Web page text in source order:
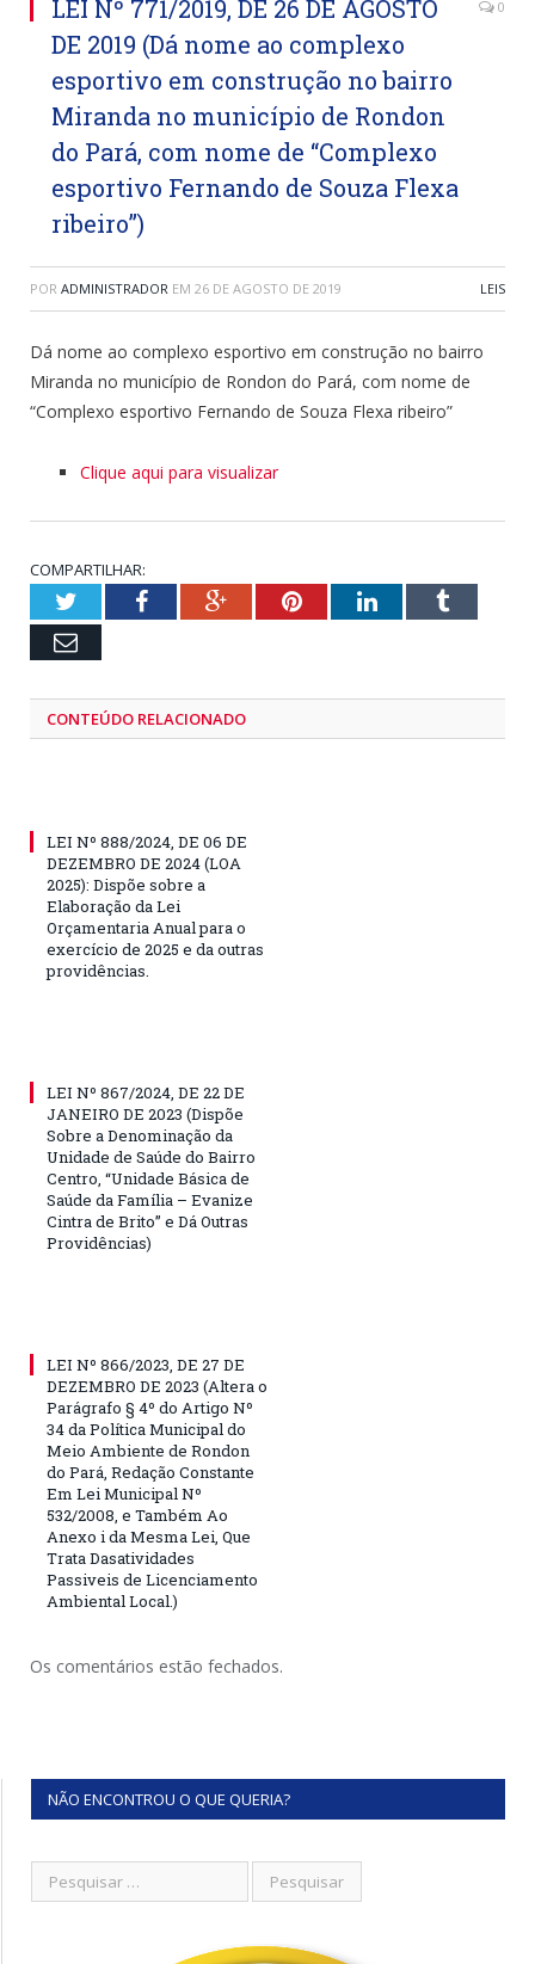
LEI Nº 771/2019, DE 26 DE AGOSTO
DE 2019 (Dá nome ao complexo
esportivo em construção no bairro
Miranda no município de Rondon
do Pará, com nome de “Complexo
esportivo Fernando de Souza Flexa
ribeiro”)
0
POR ADMINISTRADOR EM 26 DE AGOSTO DE 2019 LEIS
Dá nome ao complexo esportivo em construção no bairro
Miranda no município de Rondon do Pará, com nome de
“Complexo esportivo Fernando de Souza Flexa ribeiro”
Clique aqui para visualizar
COMPARTILHAR:
TwitterFacebookGoogle+PinterestLinkedInTumblr
Email
CONTEÚDO RELACIONADO
LEI Nº 888/2024, DE 06 DE
DEZEMBRO DE 2024 (LOA
2025): Dispõe sobre a
Elaboração da Lei
Orçamentaria Anual para o
exercício de 2025 e da outras
providências.
LEI Nº 867/2024, DE 22 DE
JANEIRO DE 2023 (Dispõe
Sobre a Denominação da
Unidade de Saúde do Bairro
Centro, “Unidade Básica de
Saúde da Família – Evanize
Cintra de Brito” e Dá Outras
Providências)
LEI Nº 866/2023, DE 27 DE
DEZEMBRO DE 2023 (Altera o
Parágrafo § 4º do Artigo Nº
34 da Política Municipal do
Meio Ambiente de Rondon
do Pará, Redação Constante
Em Lei Municipal Nº
532/2008, e Também Ao
Anexo i da Mesma Lei, Que
Trata Dasatividades
Passiveis de Licenciamento
Ambiental Local.)
Os comentários estão fechados.
NÃO ENCONTROU O QUE QUERIA?